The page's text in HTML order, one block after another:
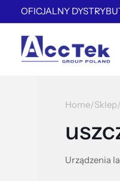
OFICJALNY
Home/Sklep/
Urządzenia